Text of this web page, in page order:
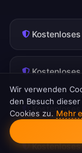
Cookie-
Wir verwenden
den Besuch
Cookies zu. Mehr